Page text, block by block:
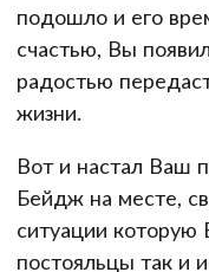
подошло и его
счастью, Вы
радостью
жизни.
Вот и настал Ваш
Бейдж на месте,
ситуации
постояльцы так и